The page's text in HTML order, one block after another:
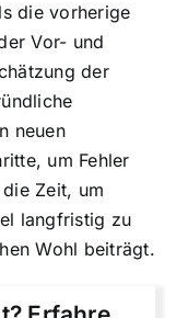
die vorherige
Vor- und
der
neuen
um Fehler
Zeit, um
langfristig zu
Wohl beiträgt.